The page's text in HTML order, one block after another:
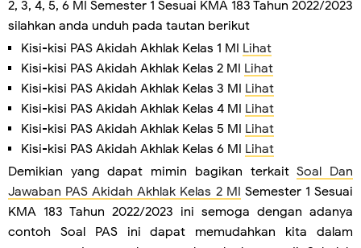
2, 3, 4, 5, 6 MI Semester 1 Sesuai KMA 183 Tahun 2022/2023
silahkan anda unduh pada tautan berikut
Kisi-kisi PAS Akidah Akhlak Kelas 1 MI Lihat
Kisi-kisi PAS Akidah Akhlak Kelas 2 MI Lihat
Kisi-kisi PAS Akidah Akhlak Kelas 3 MI Lihat
Kisi-kisi PAS Akidah Akhlak Kelas 4 MI Lihat
Kisi-kisi PAS Akidah Akhlak Kelas 5 MI Lihat
Kisi-kisi PAS Akidah Akhlak Kelas 6 MI Lihat
Demikian yang dapat mimin bagikan terkaitSoal Dan
Jawaban PAS Akidah Akhlak Kelas 2 MI Semester 1 Sesuai
KMA 183 Tahun 2022/2023 ini semoga dengan adanya
contoh Soal PAS ini dapat memudahkan kita dalam